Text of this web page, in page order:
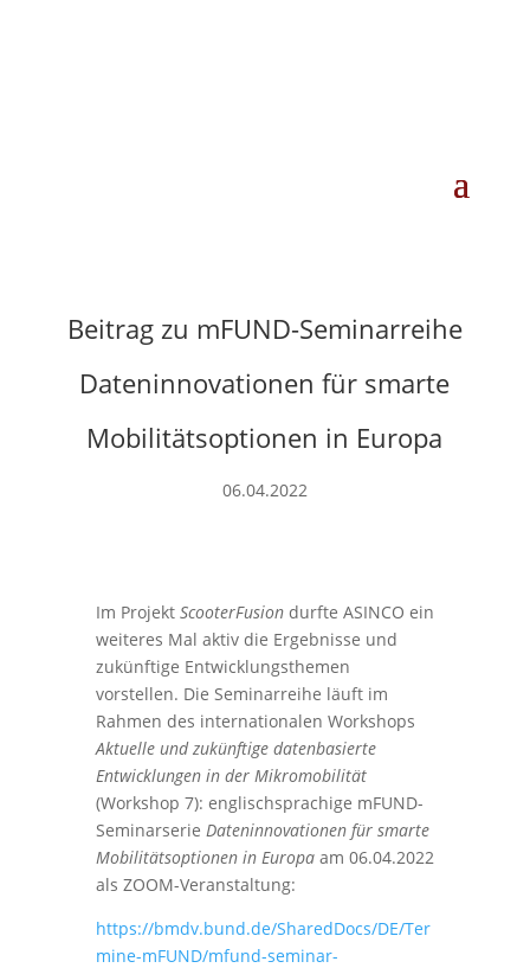
Beitrag zu mFUND-Seminarreihe
Dateninnovationen für smarte
Mobilitätsoptionen in Europa
06.04.2022
Im Projekt ScooterFusiondurfte ASINCO ein
weiteres Mal aktiv die Ergebnisse und
zukünftige Entwicklungsthemen
vorstellen. Die Seminarreihe läuft im
Rahmen des internationalen Workshops
Aktuelle und zukünftige datenbasierte
Entwicklungen in der Mikromobilität
(Workshop 7): englischsprachige mFUND-
Seminarserie Dateninnovationen für smarte
Mobilitätsoptionen in Europaam 06.04.2022
als ZOOM-Veranstaltung:
https://bmdv.bund.de/SharedDocs/DE/Ter
mine-mFUND/mfund-seminar-